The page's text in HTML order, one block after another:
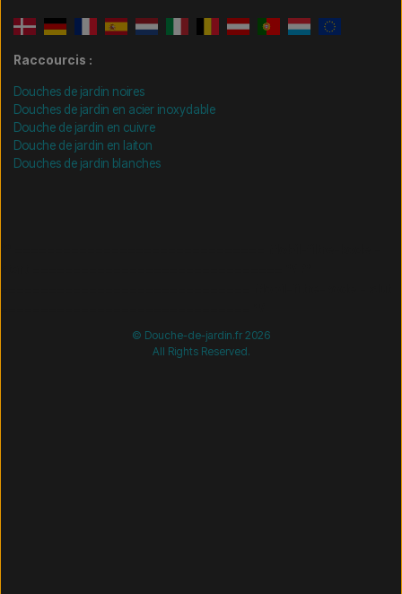
Raccourcis :
Douches de jardin noires
Douches de jardin en acier inoxydable
Douche de jardin en cuivre
Douche de jardin en laiton
Douches de jardin blanches
© Douche-de-jardin.fr 2026
All Rights Reserved.